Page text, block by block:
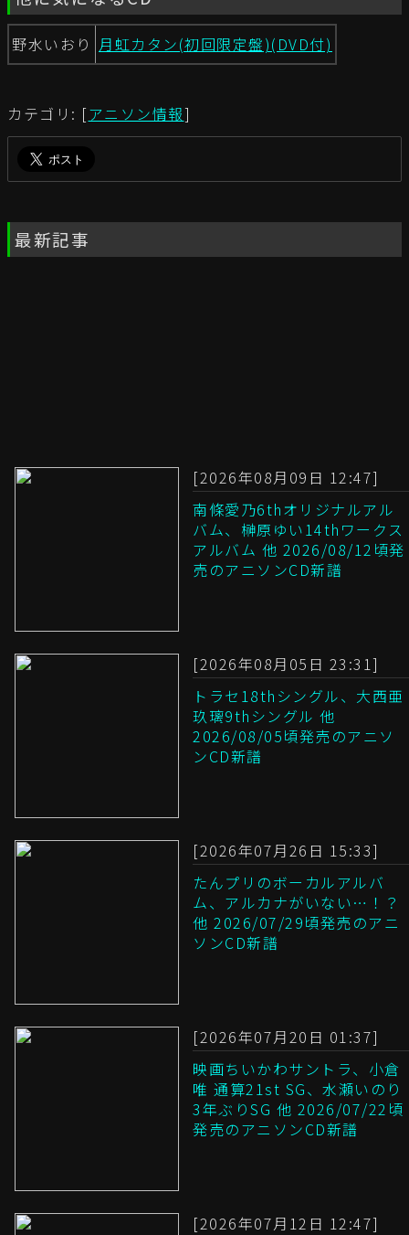
野水いおり 月虹カタン(初回限定盤)(DVD付)
カテゴリ: [アニソン情報]
最新記事
[2026年08月09日 12:47]
南條愛乃6thオリジナルアル
バム、榊原ゆい14thワークス
アルバム 他 2026/08/12頃発
売のアニソンCD新譜
[2026年08月05日 23:31]
トラセ18thシングル、大西亜
玖璃9thシングル 他
2026/08/05頃発売のアニソ
ンCD新譜
[2026年07月26日 15:33]
たんプリのボーカルアルバ
ム、アルカナがいない…！？
他 2026/07/29頃発売のアニ
ソンCD新譜
[2026年07月20日 01:37]
映画ちいかわサントラ、小倉
唯 通算21st SG、水瀬いのり
3年ぶりSG 他 2026/07/22頃
発売のアニソンCD新譜
[2026年07月12日 12:47]